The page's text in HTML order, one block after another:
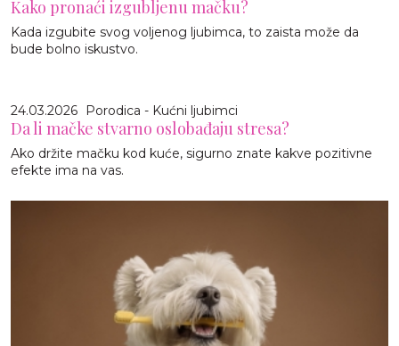
Kako pronaći izgubljenu mačku?
Kada izgubite svog voljenog ljubimca, to zaista može da
bude bolno iskustvo.
24.03.2026 Porodica - Kućni ljubimci
Da li mačke stvarno oslobađaju stresa?
Ako držite mačku kod kuće, sigurno znate kakve pozitivne
efekte ima na vas.